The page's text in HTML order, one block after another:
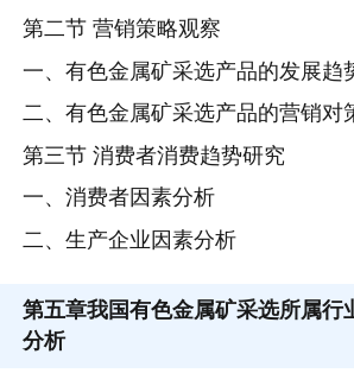
第二节 营销策略观察
一、有色金属矿采选产品的发展趋
二、有色金属矿采选产品的营销对
第三节 消费者消费趋势研究
一、消费者因素分析
二、生产企业因素分析
第五章我国有色金属矿采选所属行
分析